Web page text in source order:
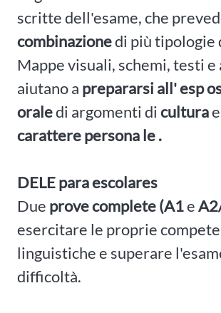
scritte dell'esame, che
combinazionedi più tipologie
Mappe visuali, schemi, testi
aiutano a prepararsi all'esp
oraledi argomenti dicultura
carattere personale.
DELE para escolares
Due prove complete (A1e
esercitare le proprie
linguistiche e superare
difficoltà.